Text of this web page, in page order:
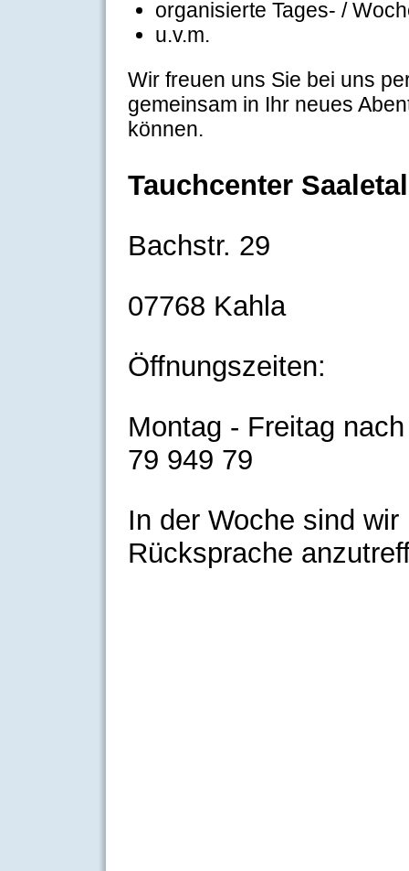
organisierte Tages- /
u.v.m.
Wir freuen uns Sie bei uns
gemeinsam in Ihr neues
können.
Tauchcenter Saaletal
Bachstr. 29
07768 Kahla
Öffnungszeiten:
Montag - Freitag
79 949 79
In der Woche sind
Rücksprache